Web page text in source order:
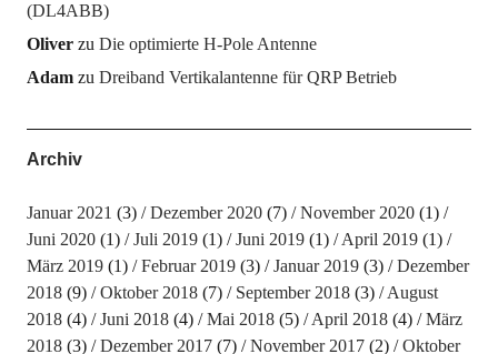
(DL4ABB)
Oliverzu Die optimierte H-Pole Antenne
Adamzu Dreiband Vertikalantenne für QRP Betrieb
Archiv
Januar 2021 (3) Dezember 2020(7) November 2020(1)
Juni 2020(1) Juli 2019(1) Juni 2019(1) April 2019(1)
März 2019(1) Februar 2019(3) Januar 2019(3)
Dezember
2018(9) Oktober 2018(7) September 2018(3)
August
2018(4) Juni 2018(4) Mai 2018(5) April 2018(4)
März
2018(3) Dezember 2017(7) November 2017(2) Oktober